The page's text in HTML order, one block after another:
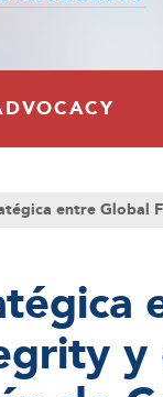
entre Global